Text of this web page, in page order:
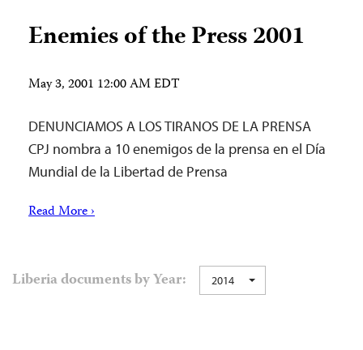
Enemies of the Press 2001
May 3, 2001 12:00 AM EDT
DENUNCIAMOS A LOS TIRANOS DE LA PRENSA
CPJ nombra a 10 enemigos de la prensa en el Día
Mundial de la Libertad de Prensa
Read More ›
Liberia documents by Year: 2014